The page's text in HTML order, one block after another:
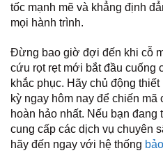
tốc mạnh mẽ và khẳng định
mọi hành trình.
Đừng bao giờ đợi đến khi cỗ
cứu rọt rẹt mới bắt đầu cuống
khắc phục. Hãy chủ động
kỳ ngay hôm nay để chiến mã
hoàn hảo nhất. Nếu bạn đang
cung cấp các dịch vụ chuyên
hãy đến ngay với hệ thống